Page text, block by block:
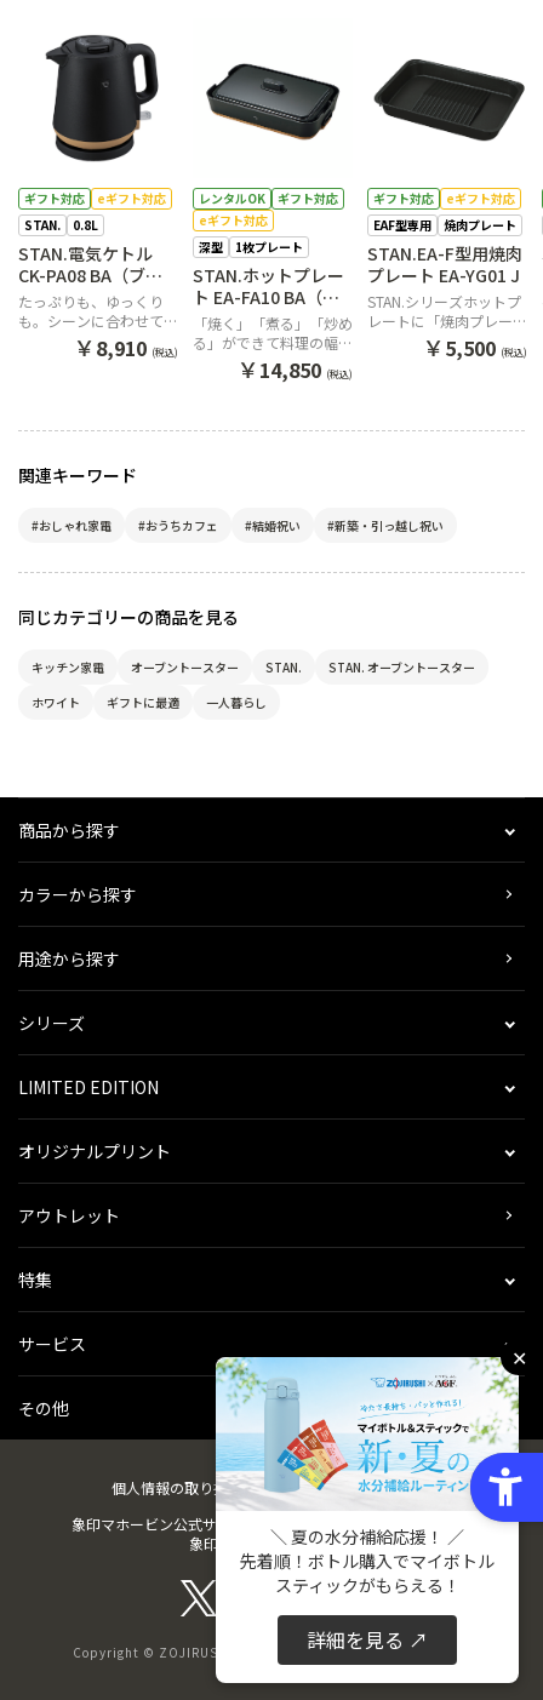
ギフト対応
eギフト対応
STAN.
0.8L
STAN.電気ケトル
CK-PA08 BA（ブラ
ック）
たっぷりも、ゆっくり
も。シーンに合わせて2
つの注ぎ方が選べるケト
￥8,910 (税込)
レンタルOK
ギフト対応
eギフト対応
深型
1枚プレート
STAN.ホットプレー
ト EA-FA10 BA（ブ
ラック）
「焼く」「煮る」「炒め
る」ができて料理の幅が
広がる深さ4cmの「深型
プレート」
￥14,850 (税込)
ギフト対応
eギフト対応
EAF型専用
焼肉プレート
STAN.EA-F型用焼肉
プレート EA-YG01 J
STAN.シリーズホットプ
レートに「焼肉プレー
ト」が新登場
￥5,500 (税込)
関連キーワード
#おしゃれ家電 #おうちカフェ #結婚祝い #新築・引っ越し祝い
同じカテゴリーの商品を見る
キッチン家電 オーブントースター STAN.
STAN. オーブントースター
ホワイト
ギフトに最適 一人暮らし
商品から探す
カラーから探す
用途から探す
シリーズ
LIMITED EDITION
オリジナルプリント
アウトレット
特集
サービス
その他
個人情報の取り扱い会社概要ご利用規約会員規約
象印マホービン公式サイト
象印パーツダイレクト
Copyright © ZOJIRUSHI CORPORATION. All Rights Reserved
✕
＼ 夏の水分補給応援！ ／
先着順！ボトル購入でマイボトル
スティックがもらえる！
詳細を見る ↗